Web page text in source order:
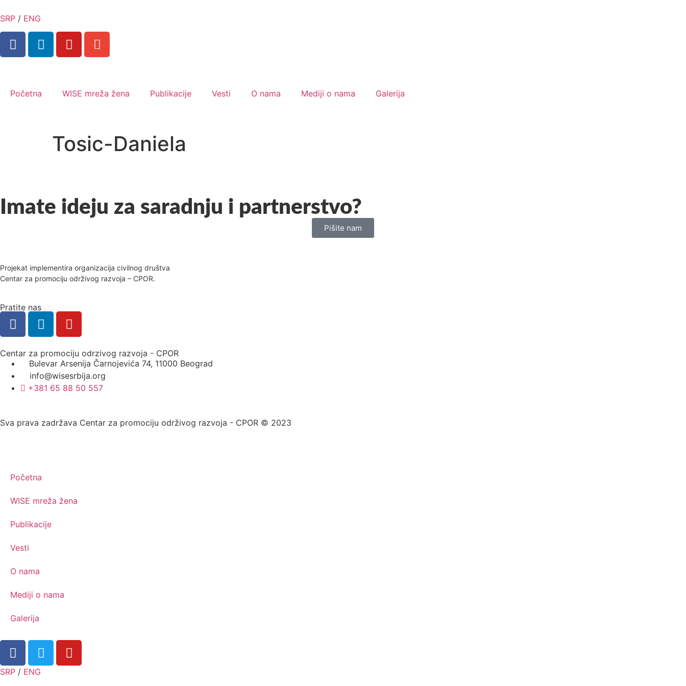
SRP / ENG
Početna WISE mreža žena Publikacije Vesti O nama Mediji o nama Galerija
Tosic-Daniela
Imate ideju za saradnju i partnerstvo?
Pišite nam
Projekat implementira organizacija civilnog društva
Centar za promociju održivog razvoja – CPOR.
Pratite nas
Centar za promociju odrzivog razvoja - CPOR
Bulevar Arsenija Čarnojevića 74, 11000 Beograd
info@wisesrbija.org
+381 65 88 50 557
Sva prava zadržava Centar za promociju održivog razvoja - CPOR © 2023
Početna
WISE mreža žena
Publikacije
Vesti
O nama
Mediji o nama
Galerija
SRP / ENG